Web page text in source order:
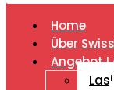
Home
Über
Angebot